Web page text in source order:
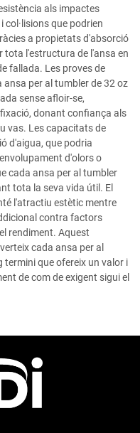
als impactes
que podrien
a propietats d'absorció
tota l'estructura de l'ansa en
fallada. Les proves de
per al tumbler de 32 oz
sense afloir-se,
donant confiança als
vas. Les capacitats de
d'aigua, que podria
d'olors o
cada ansa per al tumbler
tota la seva vida útil. El
l'atractiu estètic mentre
contra factors
rendiment. Aquest
cada ansa per al
termini que ofereix un valor i
de com de exigent sigui el